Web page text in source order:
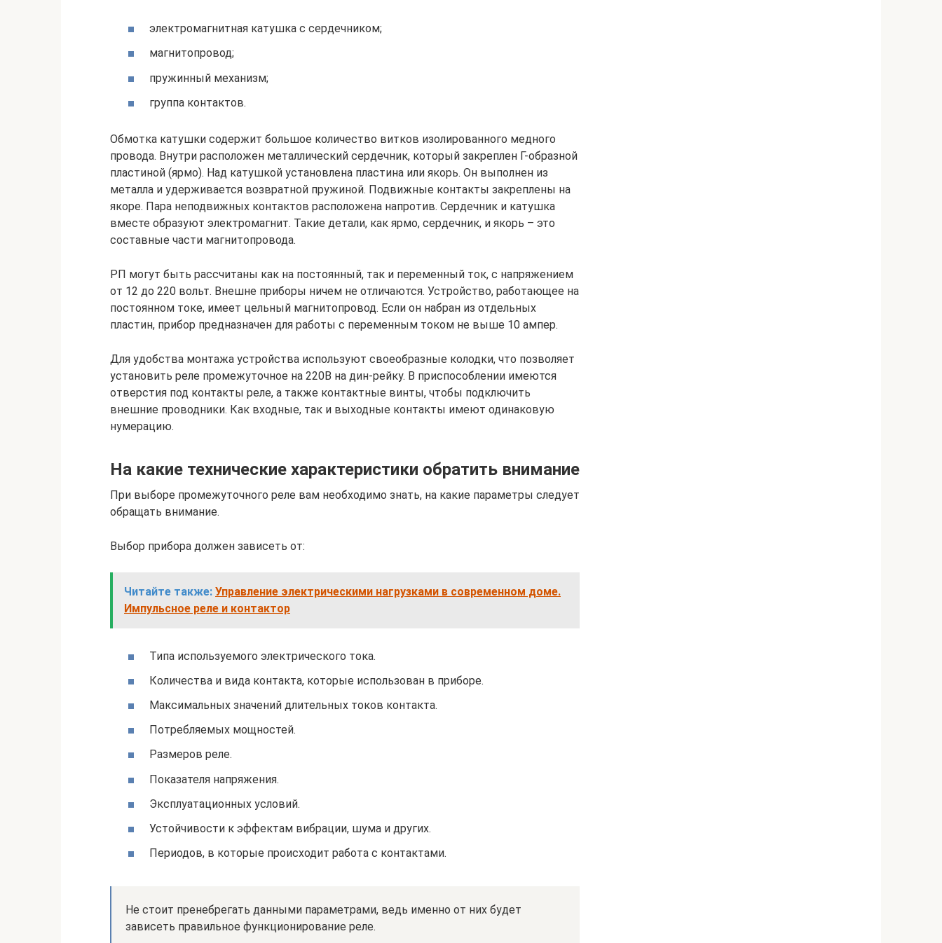
электромагнитная катушка с сердечником;
магнитопровод;
пружинный механизм;
группа контактов.
Обмотка катушки содержит большое количество витков изолированного медного
провода. Внутри расположен металлический сердечник, который закреплен Г-образной
пластиной (ярмо). Над катушкой установлена пластина или якорь. Он выполнен из
металла и удерживается возвратной пружиной. Подвижные контакты закреплены на
якоре. Пара неподвижных контактов расположена напротив. Сердечник и катушка
вместе образуют электромагнит. Такие детали, как ярмо, сердечник, и якорь – это
составные части магнитопровода.
РП могут быть рассчитаны как на постоянный, так и переменный ток, с напряжением
от 12 до 220 вольт. Внешне приборы ничем не отличаются. Устройство, работающее на
постоянном токе, имеет цельный магнитопровод. Если он набран из отдельных
пластин, прибор предназначен для работы с переменным током не выше 10 ампер.
Для удобства монтажа устройства используют своеобразные колодки, что позволяет
установить реле промежуточное на 220В на дин-рейку. В приспособлении имеются
отверстия под контакты реле, а также контактные винты, чтобы подключить
внешние проводники. Как входные, так и выходные контакты имеют одинаковую
нумерацию.
На какие технические характеристики обратить внимание
При выборе промежуточного реле вам необходимо знать, на какие параметры следует
обращать внимание.
Выбор прибора должен зависеть от:
Читайте также: Управление электрическими нагрузками в современном доме.
Импульсное реле и контактор
Типа используемого электрического тока.
Количества и вида контакта, которые использован в приборе.
Максимальных значений длительных токов контакта.
Потребляемых мощностей.
Размеров реле.
Показателя напряжения.
Эксплуатационных условий.
Устойчивости к эффектам вибрации, шума и других.
Периодов, в которые происходит работа с контактами.
Не стоит пренебрегать данными параметрами, ведь именно от них будет
зависеть правильное функционирование реле.